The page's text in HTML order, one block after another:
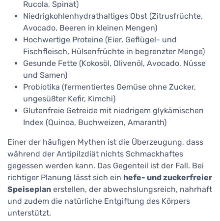
Rucola, Spinat)
Niedrigkohlenhydrathaltiges Obst (Zitrusfrüchte,
Avocado, Beeren in kleinen Mengen)
Hochwertige Proteine (Eier, Geflügel- und
Fischfleisch, Hülsenfrüchte in begrenzter Menge)
Gesunde Fette (Kokosöl, Olivenöl, Avocado, Nüsse
und Samen)
Probiotika (fermentiertes Gemüse ohne Zucker,
ungesüßter Kefir, Kimchi)
Glutenfreie Getreide mit niedrigem glykämischen
Index (Quinoa, Buchweizen, Amaranth)
Einer der häufigen Mythen ist die Überzeugung, dass
während der Antipilzdiät nichts Schmackhaftes
gegessen werden kann. Das Gegenteil ist der Fall. Bei
richtiger Planung lässt sich ein hefe- und zuckerfreier
Speiseplan erstellen, der abwechslungsreich, nahrhaft
und zudem die natürliche Entgiftung des Körpers
unterstützt.